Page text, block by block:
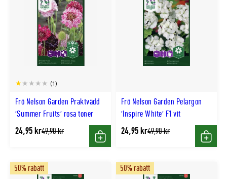
Frö Nelson Garden Praktvädd
'Summer Fruits' rosa toner
(1)
24,95 krTidligere
49,90 kr
Köp
Frö Nelson Garden Pelargon
'Inspire White' F1 vit
24,95 krTidligere
49,90 kr
Köp
50% rabatt 50% rabatt